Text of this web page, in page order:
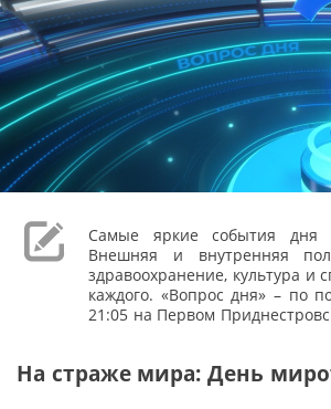
Самые яркие события дня
Внешняя и внутренняя
здравоохранение, культура и
каждого. «Вопрос дня» – по
21:05 на Первом
На страже мира: День